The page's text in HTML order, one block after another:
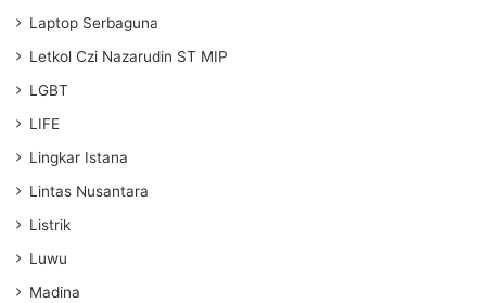
Laptop Serbaguna
Letkol Czi Nazarudin ST MIP
LGBT
LIFE
Lingkar Istana
Lintas Nusantara
Listrik
Luwu
Madina